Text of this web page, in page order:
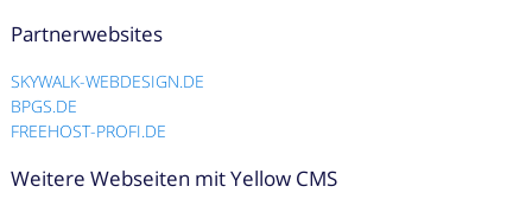
Partnerwebsites
SKYWALK-WEBDESIGN.DE
BPGS.DE
FREEHOST-PROFI.DE
Weitere Webseiten mit Yellow CMS